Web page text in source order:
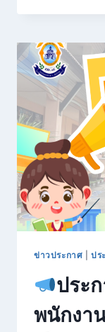
ส
พ
จ้
ค
จ
๒
อั
(
ไท
ข่าวประกาศ |ปร
ประ
พนักงา